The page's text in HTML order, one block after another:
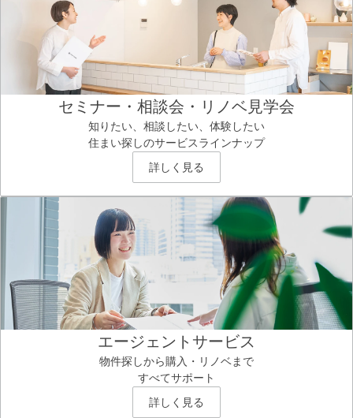
セミナー・相談会・リノベ見学会
知りたい、相談したい、体験したい
住まい探しのサービスラインナップ
詳しく見る
エージェントサービス
物件探しから購入・リノベまで
すべてサポート
詳しく見る